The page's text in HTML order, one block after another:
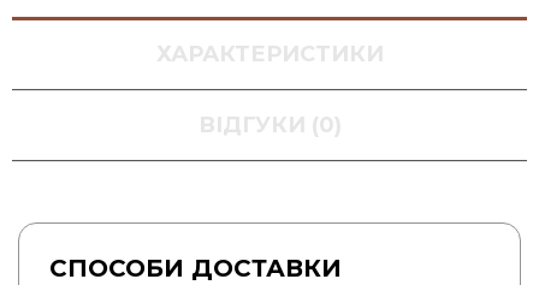
ХАРАКТЕРИСТИКИ
ВІДГУКИ (0)
СПОСОБИ ДОСТАВКИ